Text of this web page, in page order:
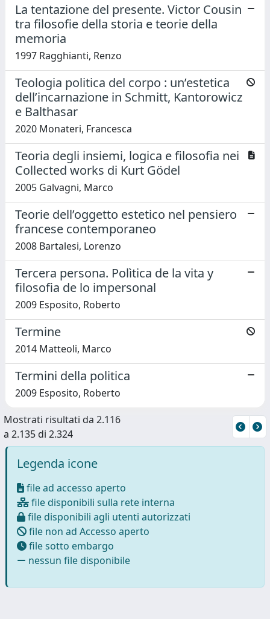
La tentazione del presente. Victor Cousin
tra filosofie della storia e teorie della
memoria
1997 Ragghianti, Renzo
Teologia politica del corpo : un’estetica
dell’incarnazione in Schmitt, Kantorowicz
e Balthasar
2020 Monateri, Francesca
Teoria degli insiemi, logica e filosofia nei
Collected works di Kurt Gödel
2005 Galvagni, Marco
Teorie dell’oggetto estetico nel pensiero
francese contemporaneo
2008 Bartalesi, Lorenzo
Tercera persona. Polìtica de la vita y
filosofia de lo impersonal
2009 Esposito, Roberto
Termine
2014 Matteoli, Marco
Termini della politica
2009 Esposito, Roberto
Mostrati risultati da 2.116
a 2.135 di 2.324
Legenda icone
file ad accesso aperto
file disponibili sulla rete interna
file disponibili agli utenti autorizzati
file non ad Accesso aperto
file sotto embargo
nessun file disponibile